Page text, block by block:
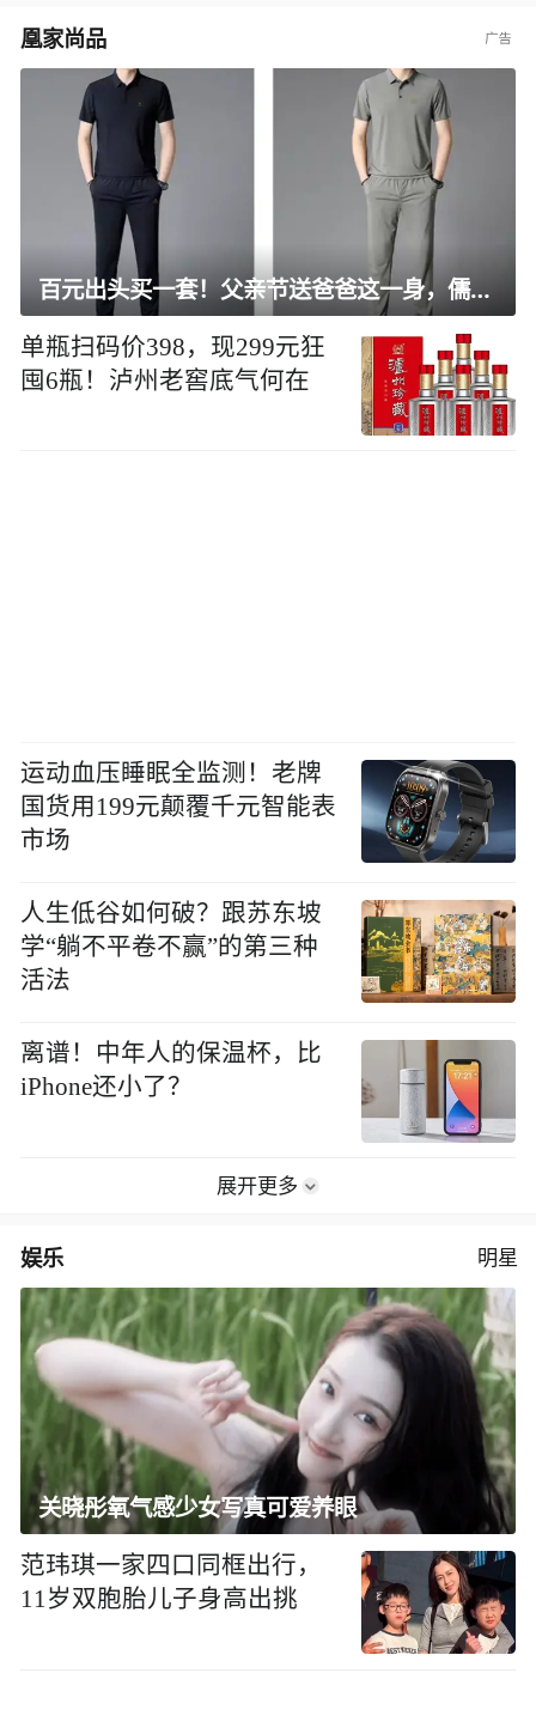
凰家尚品
百元出头买一套！父亲节送爸爸这一身，儒雅有型还凉爽
单瓶扫码价398，现299元狂
囤6瓶！泸州老窖底气何在
运动血压睡眠全监测！老牌
国货用199元颠覆千元智能表
市场
人生低谷如何破？跟苏东坡
学“躺不平卷不赢”的第三种
活法
离谱！中年人的保温杯，比
iPhone还小了？
展开更多
娱乐 明星
关晓彤氧气感少女写真可爱养眼
范玮琪一家四口同框出行，
11岁双胞胎儿子身高出挑